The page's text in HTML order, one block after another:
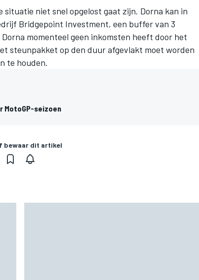
niet snel opgelost gaat zijn. Dorna kan in
Bridgepoint Investment, een buffer van 3
momenteel geen inkomsten heeft door het
steunpakket op den duur afgevlakt moet worden
te houden.
seizoen
bewaar dit artikel